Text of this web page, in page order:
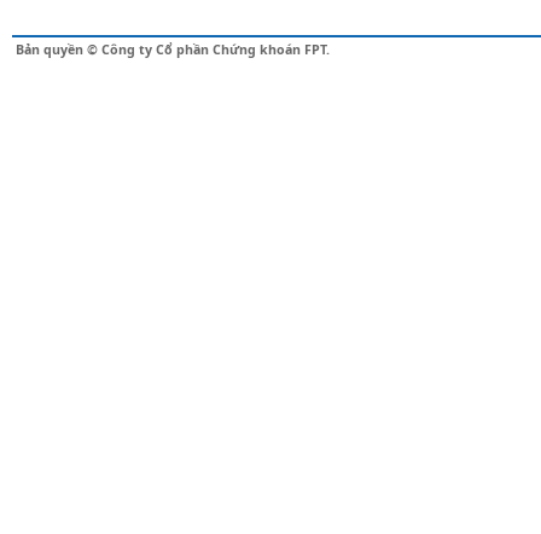
Bản quyền © Công ty Cổ phần Chứng khoán FPT.